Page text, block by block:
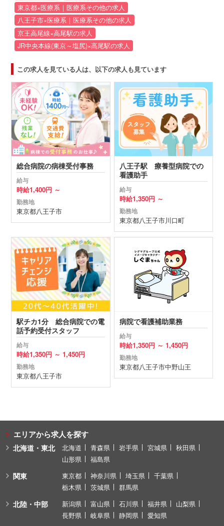
東京都×医療系｜医療系その他の求人
八王子市×医療系｜医療系その他の求人
京王高尾線×高尾駅の求人
JR中央本線(東京～塩尻)×高尾駅の求人
この求人を見ている人は、以下の求人も見ています
総合病院の病棟受付事務
給与
時給1,400円 ～
勤務地
東京都八王子市
八王子駅 療養型病院での
看護助手
給与
時給1,350円 ～
勤務地
東京都八王子市川口町
駅チカ1分 総合病院での電
話予約受付スタッフ
給与
時給1,350円 ～ 1,450円
勤務地
東京都八王子市
病院で看護補助業務
給与
時給1,350円 ～ 1,450円
勤務地
東京都八王子市中野山王
エリアから求人を探す
北海道・東北 北海道 青森県 岩手県 宮城県
秋田県
山形県
福島県
関東 東京都 神奈川県 埼玉県
千葉県
栃木県
茨城県 群馬県
北陸・中部 新潟県 富山県 石川県 福井県
山梨県
長野県
岐阜県 静岡県 愛知県